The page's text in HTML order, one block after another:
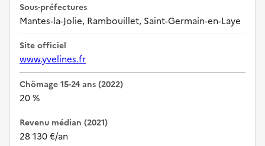
Sous-préfectures
Mantes-la-Jolie, Rambouillet, Saint-Germain-en-Laye
Site officiel
www.yvelines.fr
Chômage 15-24 ans (2022)
20 %
Revenu médian (2021)
28 130 €/an